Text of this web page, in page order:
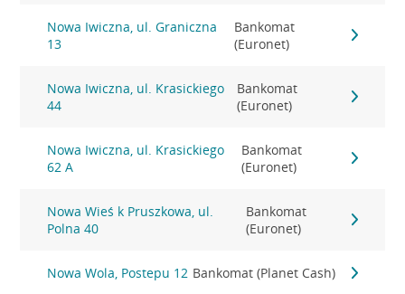
Nowa Iwiczna, ul. Graniczna
13
Bankomat
(Euronet)
Nowa Iwiczna, ul. Krasickiego
44
Bankomat
(Euronet)
Nowa Iwiczna, ul. Krasickiego
62 A
Bankomat
(Euronet)
Nowa Wieś k Pruszkowa, ul.
Polna 40
Bankomat
(Euronet)
Nowa Wola, Postepu 12 Bankomat (Planet Cash)